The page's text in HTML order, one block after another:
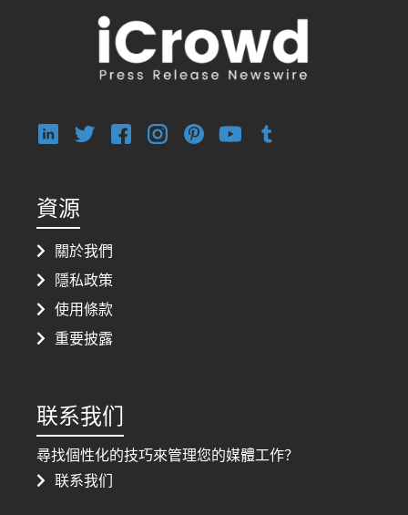
資源
關於我們
隱私政策
使用條款
重要披露
联系我们
尋找個性化的技巧來管理您的媒體工作？
联系我们